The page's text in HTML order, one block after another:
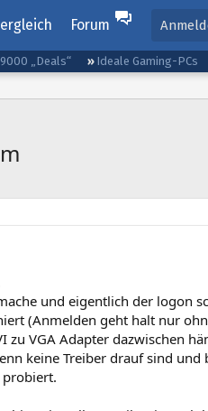
Forum
9000 „Deals“ Ideale Gaming-PCs
und eigentlich der logon
(Anmelden geht halt nur
zu VGA Adapter dazwischen
keine Treiber drauf sind und
probiert.